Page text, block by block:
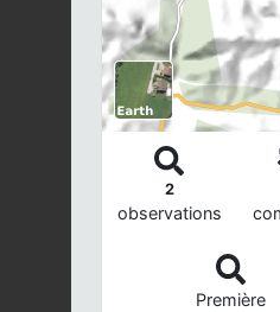
2
observations
Première